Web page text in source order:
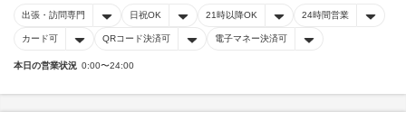
出張・訪問専門 日祝OK 21時以降OK 24時間営業
カード可 QRコード決済可 電子マネー決済可
本日の営業状況 0:00〜24:00